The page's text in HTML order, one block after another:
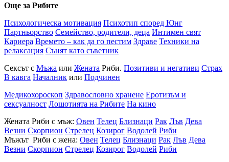
Още за Рибите
Психологическа мотивация Психотип според Юнг
Партньорство Семейство, родители, деца Интимен свят
Кариера Времето – как да го пестим Здраве Техники на
релаксация Сънят като съветник
Сексът с Мъжа или Жената Риби. Позитиви и негативи Страх
В кавга Началник или Подчинен
Медикохороскоп Здравословно хранене Еротизъм и
сексуалност Лошотията на Рибите На кино
Жената Риби с мъж: Овен Телец Близнаци Рак Лъв Дева
Везни Скорпион Стрелец Козирог Водолей Риби
Мъжът Риби с жена: Овен Телец Близнаци Рак Лъв Дева
Везни Скорпион Стрелец Козирог Водолей Риби